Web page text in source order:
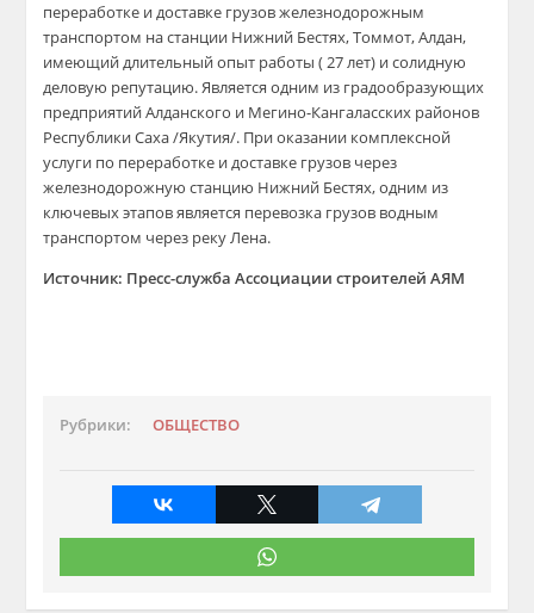
переработке и доставке грузов железнодорожным
транспортом на станции Нижний Бестях, Томмот, Алдан,
имеющий длительный опыт работы(27 лет) и солидную
деловую репутацию. Является одним из градообразующих
предприятийАлданского и Мегино-Кангаласских районов
Республики Саха /Якутия/. При оказании комплексной
услуги по переработке и доставке грузов через
железнодорожную станцию Нижний Бестях, одним из
ключевых этапов является перевозка грузов водным
транспортом через реку Лена.
Источник: Пресс-служба Ассоциации строителей АЯМ
Рубрики: ОБЩЕСТВО